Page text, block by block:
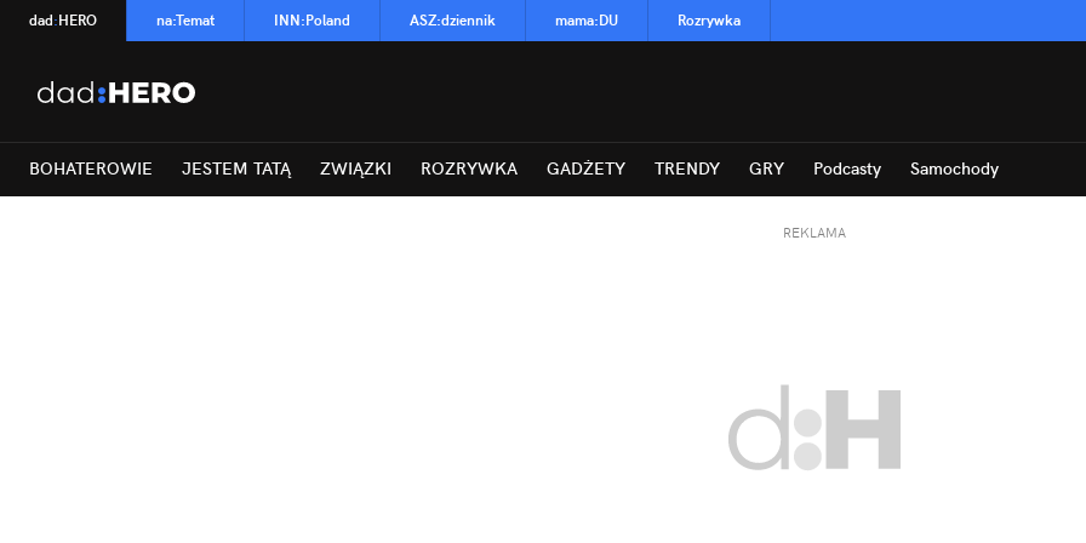
dad:HERO na:Temat INN:Poland ASZ:dziennik mama:DU Rozrywka
BOHATEROWIE JESTEM TATĄ ZWIĄZKI ROZRYWKA GADŻETY TRENDY GRY Podcasty Samochody
REKLAMA